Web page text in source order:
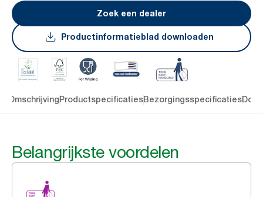
Zoek een dealer
Productinformatieblad downloaden
OmschrijvingProductspecificatiesBezorgingsspecificaties
Belangrijkste voordelen